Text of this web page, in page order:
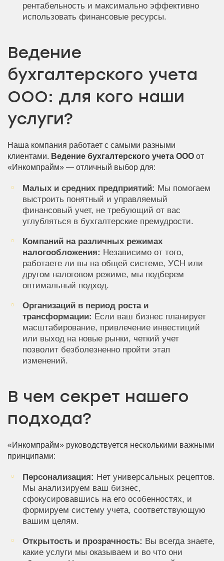
рентабельность и максимально эффективно
использовать финансовые ресурсы.
Ведение
бухгалтерского учета
ООО: для кого наши
услуги?
Наша компания работает с самыми разными
клиентами. Ведение бухгалтерского учета ООО от
«Инкомпрайм» — отличный выбор для:
Малых и средних предприятий: Мы помогаем
выстроить понятный и управляемый
финансовый учет, не требующий от вас
углубляться в бухгалтерские премудрости.
Компаний на различных режимах
налогообложения: Независимо от того,
работаете ли вы на общей системе, УСН или
другом налоговом режиме, мы подберем
оптимальный подход.
Организаций в период роста и
трансформации: Если ваш бизнес планирует
масштабирование, привлечение инвестиций
или выход на новые рынки, четкий учет
позволит безболезненно пройти этап
изменений.
В чем секрет нашего
подхода?
«Инкомпрайм» руководствуется несколькими важными
принципами:
Персонализация: Нет универсальных рецептов.
Мы анализируем ваш бизнес,
сфокусировавшись на его особенностях, и
формируем систему учета, соответствующую
вашим целям.
Открытость и прозрачность: Вы всегда знаете,
какие услуги мы оказываем и во что они